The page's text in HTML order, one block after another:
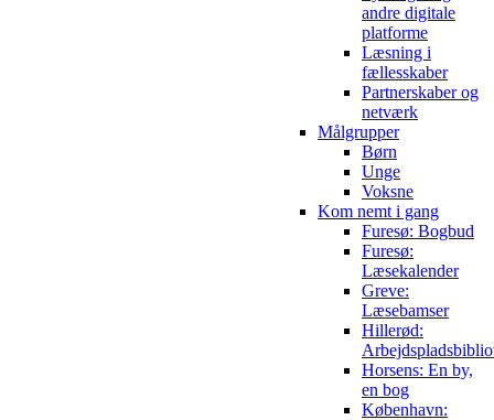
andre digitale
platforme
Læsning i
fællesskaber
Partnerskaber og
netværk
Målgrupper
Børn
Unge
Voksne
Kom nemt i gang
Furesø: Bogbud
Furesø:
Læsekalender
Greve:
Læsebamser
Hillerød:
Horsens: En by,
en bog
København: